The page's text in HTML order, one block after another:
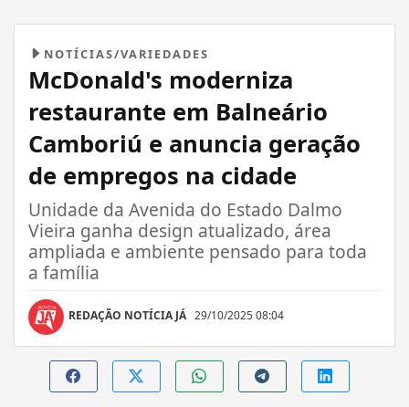
NOTÍCIAS/VARIEDADES
McDonald's moderniza
restaurante em Balneário
Camboriú e anuncia geração
de empregos na cidade
Unidade da Avenida do Estado Dalmo
Vieira ganha design atualizado, área
ampliada e ambiente pensado para toda
a família
REDAÇÃO NOTÍCIA JÁ 29/10/2025 08:04